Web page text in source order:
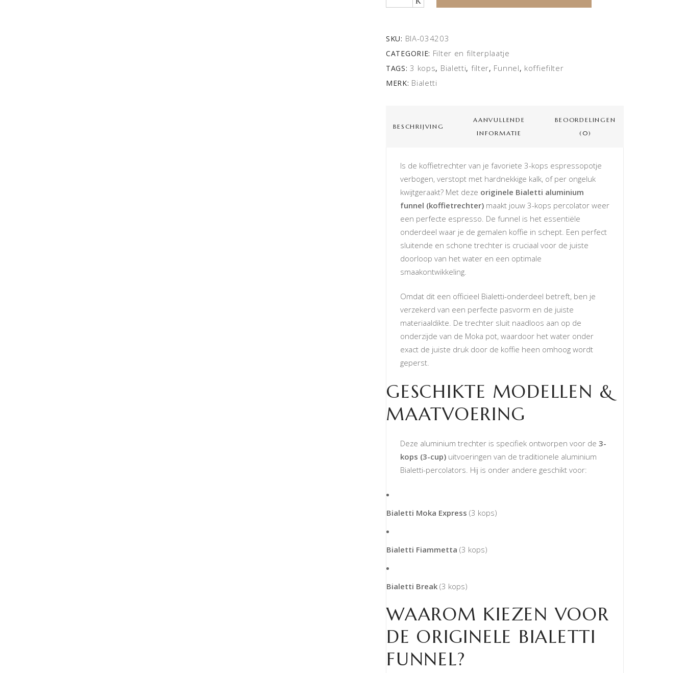
SKU: BIA-034203
CATEGORIE: Filter en filterplaatje
TAGS:3 kops, Bialetti, filter, Funnel, koffiefilter
MERK: Bialetti
BESCHRIJVING
AANVULLENDE
INFORMATIE
BEOORDELINGEN
(0)
Is de koffietrechter van je favoriete 3-kops espressopotje
verbogen, verstopt met hardnekkige kalk, of per ongeluk
kwijtgeraakt? Met deze originele Bialetti aluminium
funnel (koffietrechter) maakt jouw 3-kops percolator weer
een perfecte espresso. De funnel is het essentiële
onderdeel waar je de gemalen koffie in schept. Een perfect
sluitende en schone trechter is cruciaal voor de juiste
doorloop van het water en een optimale
smaakontwikkeling.
Omdat dit een officieel Bialetti-onderdeel betreft, ben je
verzekerd van een perfecte pasvorm en de juiste
materiaaldikte. De trechter sluit naadloos aan op de
onderzijde van de Moka pot, waardoor het water onder
exact de juiste druk door de koffie heen omhoog wordt
geperst.
GESCHIKTE MODELLEN &
MAATVOERING
Deze aluminium trechter is specifiek ontworpen voor de 3-
kops (3-cup) uitvoeringen van de traditionele aluminium
Bialetti-percolators. Hij is onder andere geschikt voor:
Bialetti Moka Express (3 kops)
Bialetti Fiammetta (3 kops)
Bialetti Break (3 kops)
WAAROM KIEZEN VOOR
DE ORIGINELE BIALETTI
FUNNEL?